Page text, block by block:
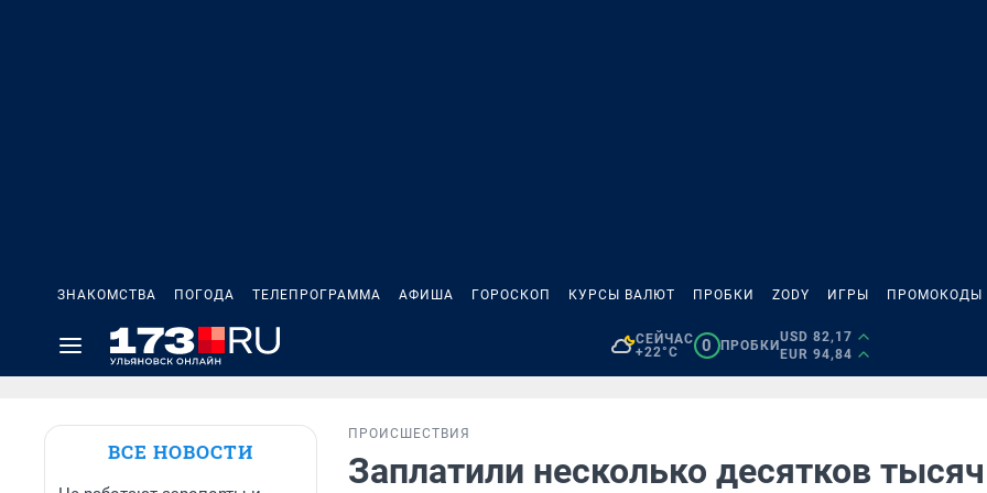
ЗНАКОМСТВА ПОГОДА ТЕЛЕПРОГРАММА АФИША ГОРОСКОП КУРСЫ ВАЛЮТ ПРОБКИ ZODY ИГРЫ ПРОМОКОДЫ
СЕЙЧАС
+22°C
0 ПРОБКИ
USD 82,17
EUR 94,84
ВСЕ НОВОСТИ
ПРОИСШЕСТВИЯ
Заплатили несколько десятков